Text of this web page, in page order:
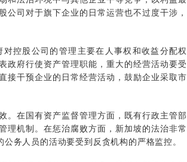
公司对于旗下企业的日常运营也不过度干涉，
控股公司的管理主要在人事权和收益分配权
政府行使资产管理职能，重大的经营活动要受
接干预企业的日常经营活动，鼓励企业采取市
在国有资产监督管理方面，既有行政主管部
理机制。在惩治腐败方面，新加坡的法治非常
务人员的活动要受到反贪机构的严格监控。